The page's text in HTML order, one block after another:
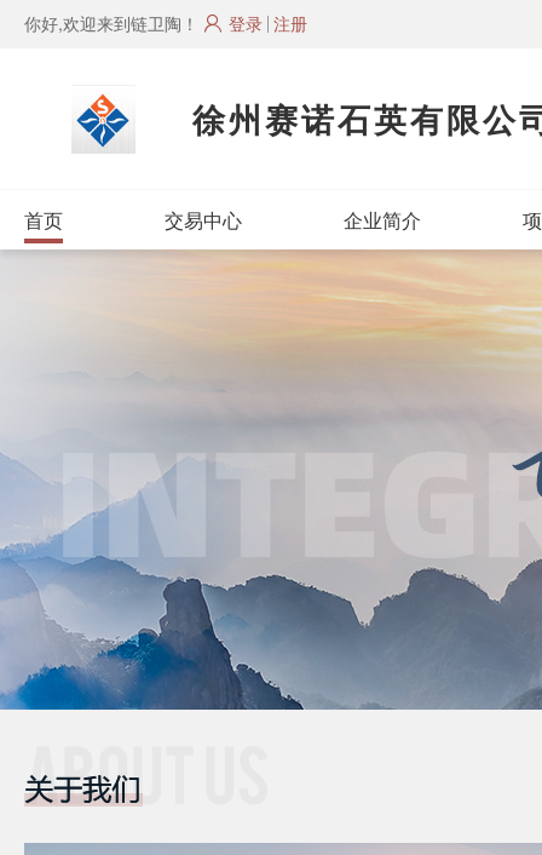
你好,欢迎来到链卫陶！ 登录 注册
徐州赛诺石英有限公
首页 交易中心 企业简介